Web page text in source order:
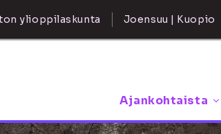
ylioppilaskunta Joensuu | Kuopio
Ajankohtaista